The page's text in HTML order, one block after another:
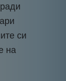
си
на